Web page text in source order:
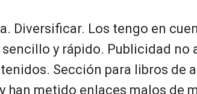
Diversificar. Los tengo en
y rápido. Publicidad no
Sección para libros de
han metido enlaces malos de